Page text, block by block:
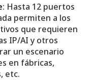
: Hasta 12 puertos
permiten a los
que requieren
IP/AI y otros
un escenario
en fábricas,
etc.